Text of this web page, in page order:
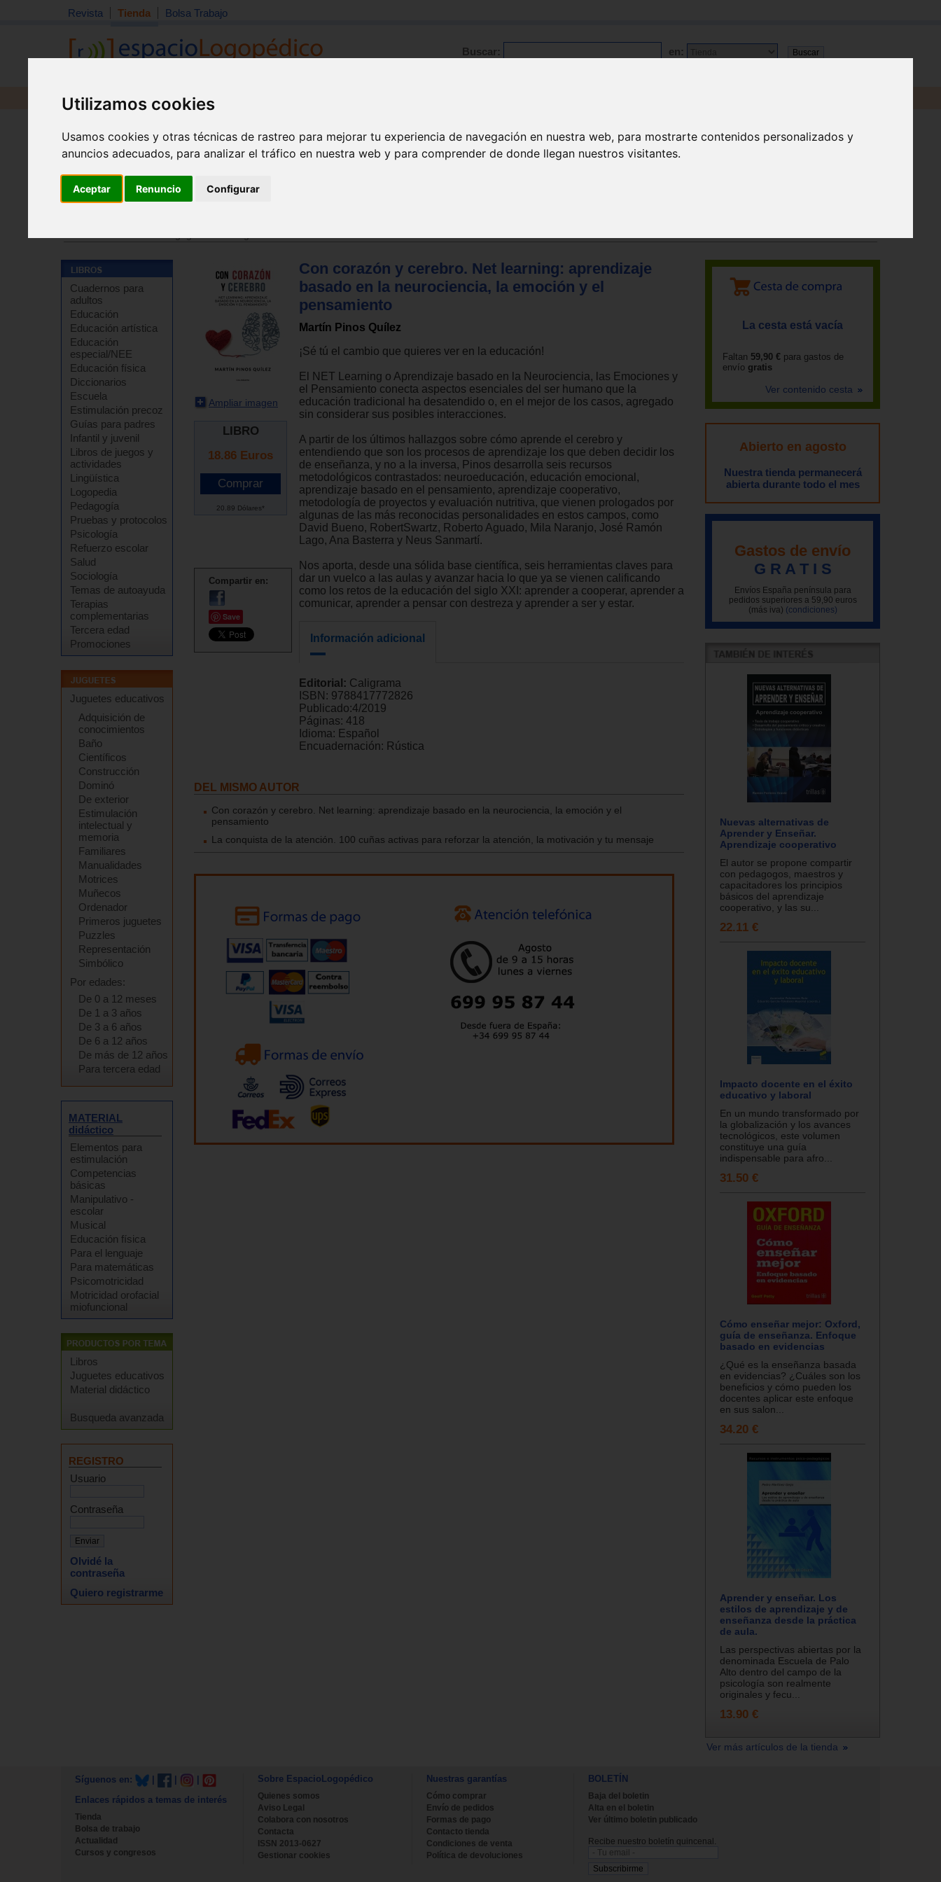
Utilizamos cookies
Usamos cookies y otras técnicas de rastreo para mejorar tu experiencia de navegación en nuestra web, para mostrarte contenidos personalizados y
anuncios adecuados, para analizar el tráfico en nuestra web y para comprender de donde llegan nuestros visitantes.
Aceptar Renuncio Configurar
Revista Tienda Bolsa Trabajo
Buscar: en:
Revista Libros Material
Cuadernos para
adultos
Educación
Educación artística
Educación
especial/NEE
Educación física
Diccionarios
Escuela
Estimulación precoz
Guías para padres
Infantil y juvenil
Libros de juegos y
actividades
Lingüística
Logopedia
Pedagogía
Pruebas y protocolos
Psicología
Refuerzo escolar
Salud
Sociología
Temas de autoayuda
Terapias
complementarias
Tercera edad
Promociones
Juguetes educativos
Adquisición de
conocimientos
Baño
Científicos
Construcción
Dominó
De exterior
Estimulación
intelectual y
memoria
Familiares
Manualidades
Motrices
Muñecos
Ordenador
Primeros juguetes
Puzzles
Representación
Simbólico
Por edades:
De 0 a 12 meses
De 1 a 3 años
De 3 a 6 años
De 6 a 12 años
De más de 12 años
Para tercera edad
MATERIAL
didáctico
Elementos para
estimulación
Competencias
básicas
Manipulativo -
escolar
Musical
Educación física
Para el lenguaje
Para matemáticas
Psicomotricidad
Motricidad orofacial
miofuncional
Libros
Juguetes educativos
Material didáctico
Busqueda avanzada
REGISTRO
Usuario
Contraseña
Olvidé la
contraseña
Quiero registrarme
Ampliar imagen
LIBRO
18.86 Euros
20.89 Dólares*
Compartir en:
Save
Con corazón y cerebro. Net learning: aprendizaje
basado en la neurociencia, la emoción y el
pensamiento
Martín Pinos Quílez
¡Sé tú el cambio que quieres ver en la educación!
El NET Learning o Aprendizaje basado en la Neurociencia, las Emociones y
el Pensamiento conecta aspectos esenciales del ser humano que la
educación tradicional ha desatendido o, en el mejor de los casos, agregado
sin considerar sus posibles interacciones.
A partir de los últimos hallazgos sobre cómo aprende el cerebro y
entendiendo que son los procesos de aprendizaje los que deben decidir los
de enseñanza, y no a la inversa, Pinos desarrolla seis recursos
metodológicos contrastados: neuroeducación, educación emocional,
aprendizaje basado en el pensamiento, aprendizaje cooperativo,
metodología de proyectos y evaluación nutritiva, que vienen prologados por
algunas de las más reconocidas personalidades en estos campos, como
David Bueno, RobertSwartz, Roberto Aguado, Mila Naranjo, José Ramón
Lago, Ana Basterra y Neus Sanmartí.
Nos aporta, desde una sólida base científica, seis herramientas claves para
dar un vuelco a las aulas y avanzar hacia lo que ya se vienen calificando
como los retos de la educación del siglo XXI: aprender a cooperar, aprender a
comunicar, aprender a pensar con destreza y aprender a ser y estar.
Información adicional
Editorial: Caligrama
ISBN: 9788417772826
Publicado:4/2019
Páginas: 418
Idioma: Español
Encuadernación: Rústica
DEL MISMO AUTOR
Con corazón y cerebro. Net learning: aprendizaje basado en la neurociencia, la emoción y el
pensamiento
La conquista de la atención. 100 cuñas activas para reforzar la atención, la motivación y tu mensaje
La cesta está vacía
Faltan 59,90 € para gastos de
envío gratis
Ver contenido cesta
Abierto en agosto
Nuestra tienda permanecerá
abierta durante todo el mes
Gastos de envío
G R A T I S
Envíos España península para
pedidos superiores a 59,90 euros
(más iva) (condiciones)
Nuevas alternativas de
Aprender y Enseñar.
Aprendizaje cooperativo
El autor se propone compartir
con pedagogos, maestros y
capacitadores los principios
básicos del aprendizaje
cooperativo, y las su...
22.11 €
Impacto docente en el éxito
educativo y laboral
En un mundo transformado por
la globalización y los avances
tecnológicos, este volumen
constituye una guía
indispensable para afro...
31.50 €
Cómo enseñar mejor: Oxford,
guía de enseñanza. Enfoque
basado en evidencias
¿Qué es la enseñanza basada
en evidencias? ¿Cuáles son los
beneficios y cómo pueden los
docentes aplicar este enfoque
en sus salon...
34.20 €
Aprender y enseñar. Los
estilos de aprendizaje y de
enseñanza desde la práctica
de aula.
Las perspectivas abiertas por la
denominada Escuela de Palo
Alto dentro del campo de la
psicología son realmente
originales y fecu...
13.90 €
Ver más artículos de la tienda
Síguenos en:
Enlaces rápidos a temas de interés
Tienda
Bolsa de trabajo
Actualidad
Cursos y congresos
Sobre EspacioLogopédico
Quienes somos
Aviso Legal
Colabora con nosotros
Contacta
ISSN 2013-0627
Gestionar cookies
Nuestras garantías
Cómo comprar
Envío de pedidos
Formas de pago
Contacto tienda
Condiciones de venta
Política de devoluciones
BOLETÍN
Baja del boletin
Alta en el boletin
Ver último boletin publicado
Recibe nuestro boletín quincenal.